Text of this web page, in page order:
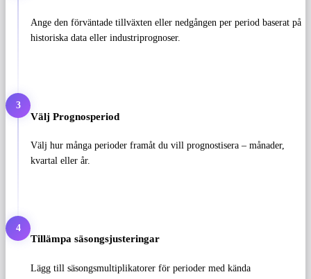
Ange den förväntade tillväxten eller nedgången per period baserat på
historiska data eller industriprognoser.
3
Välj Prognosperiod
Välj hur många perioder framåt du vill prognostisera – månader,
kvartal eller år.
4
Tillämpa säsongsjusteringar
Lägg till säsongsmultiplikatorer för perioder med kända